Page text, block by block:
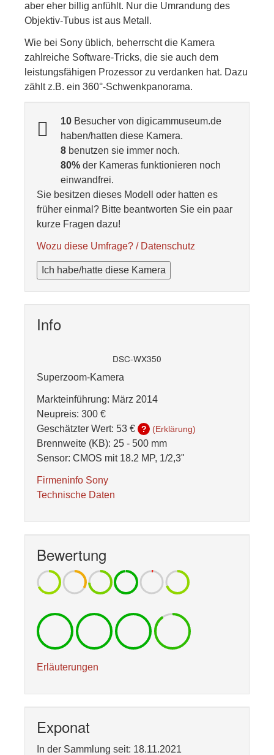
aber eher billig anfühlt. Nur die Umrandung des
Objektiv-Tubus ist aus Metall.
Wie bei Sony üblich, beherrscht die Kamera
zahlreiche Software-Tricks, die sie auch dem
leistungsfähigen Prozessor zu verdanken hat. Dazu
zählt z.B. ein 360°-Schwenkpanorama.
10 Besucher von digicammuseum.de
haben/hatten diese Kamera.
8 benutzen sie immer noch.
80% der Kameras funktionieren noch
einwandfrei.
Sie besitzen dieses Modell oder hatten es
früher einmal? Bitte beantworten Sie ein paar
kurze Fragen dazu!
Wozu diese Umfrage? / Datenschutz
Ich habe/hatte diese Kamera
Info
DSC-WX350
Superzoom-Kamera
Markteinführung: März 2014
Neupreis: 300 €
Geschätzter Wert: 53 € ? (Erklärung)
Brennweite (KB): 25 - 500 mm
Sensor: CMOS mit 18.2 MP, 1/2,3"
Firmeninfo Sony
Technische Daten
Bewertung
Erläuterungen
Exponat
In der Sammlung seit: 18.11.2021